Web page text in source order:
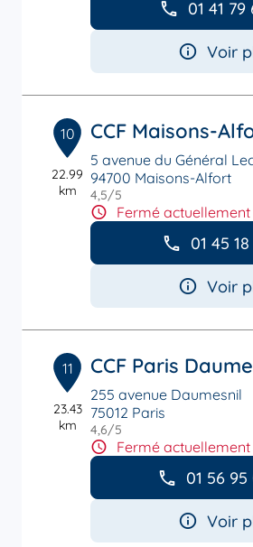
01 41 79
Voir
10
22.99
km
CCF Maisons-
5 avenue du Général
94700 Maisons-Alfort
4,5/5
Fermé actuellement
01 45 18
Voir
11
23.43
km
CCF Paris
255 avenue Daumesnil
75012 Paris
4,6/5
Fermé actuellement
01 56
Voir